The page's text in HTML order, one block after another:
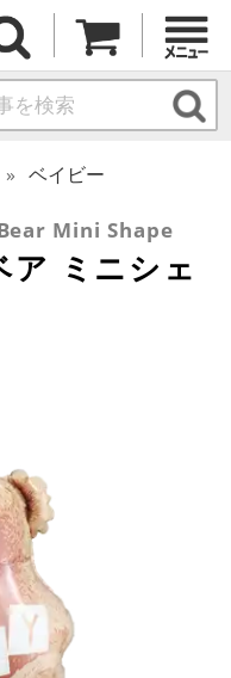
ベイビー
Mini Shape
ア ミニシェ